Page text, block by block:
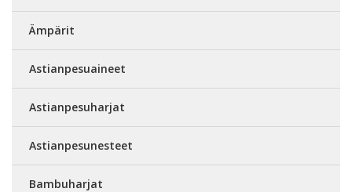
Ämpärit
Astianpesuaineet
Astianpesuharjat
Astianpesunesteet
Bambuharjat